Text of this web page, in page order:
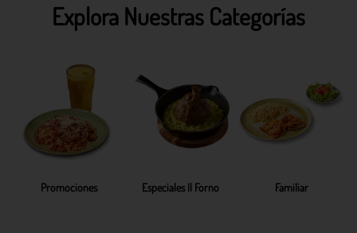
Explora Nuestras Categorías
Promociones Especiales Il Forno Familiar